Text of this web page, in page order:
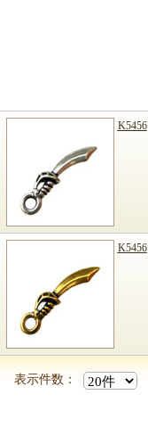
K5456
K5456
表示件数：